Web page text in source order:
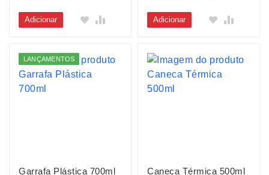
Adicionar Adicionar
LANÇAMENTOS
Garrafa Plástica 700ml Caneca Térmica 500ml